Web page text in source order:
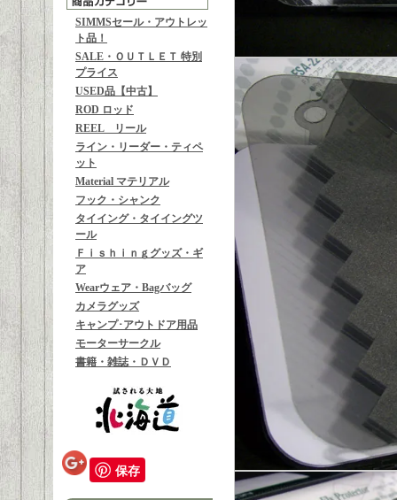
SIMMSセール・アウトレッ
ト品！
SALE・ＯＵＴＬＥＴ 特別
プライス
USED品【中古】
ROD ロッド
REEL リール
ライン・リーダー・ティペ
ット
Material マテリアル
フック・シャンク
タイイング・タイイングツ
ール
Ｆｉｓｈｉｎｇグッズ・ギ
ア
Wearウェア・Bagバッグ
カメラグッズ
キャンプ･アウトドア用品
モーターサークル
書籍・雑誌・ＤＶＤ
保存